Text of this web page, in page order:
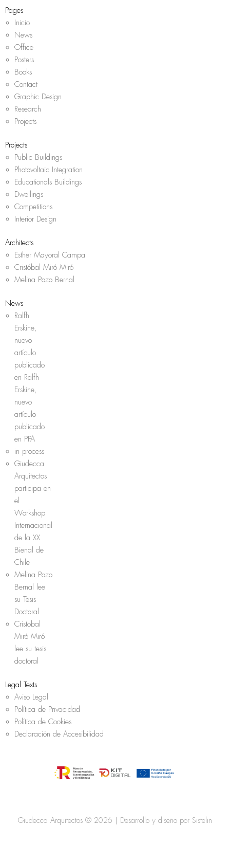
Pages
Inicio
News
Office
Posters
Books
Contact
Graphic Design
Research
Projects
Projects
Public Buildings
Photovoltaic Integration
Educationals Buildings
Dwellings
Competitions
Interior Design
Architects
Esther Mayoral Campa
Cristóbal Miró Miró
Melina Pozo Bernal
News
Ralfh
Erskine,
nuevo
artículo
publicado
en Ralfh
Erskine,
nuevo
artículo
publicado
en PPA
in process
Giudecca
Arquitectos
participa en
el
Workshop
Internacional
de la XX
Bienal de
Chile
Melina Pozo
Bernal lee
su Tesis
Doctoral
Cristobal
Miró Miró
lee su tesis
doctoral
Legal Texts
Aviso Legal
Política de Privacidad
Política de Cookies
Declaración de Accesibilidad
Giudecca Arquitectos © 2026 | Desarrollo y diseño por Sistelin